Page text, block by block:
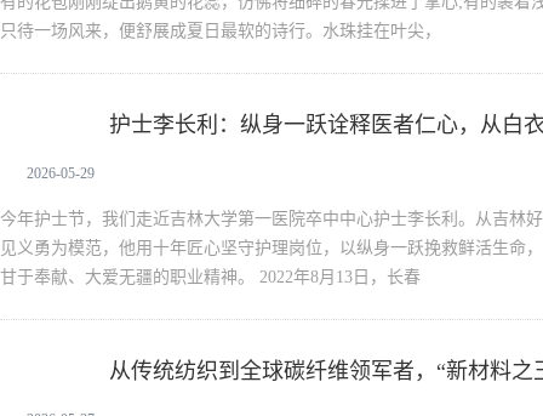
只待一场风来，便舒展成夏日最软的诗行。水珠挂在叶尖，
护士李长利：纵身一跃诠释医者仁心，从白
2026-05-29
今年护士节，我们走近吉林大学第一医院卒中中心护士李长利。从吉林
见义勇为模范，他用十年匠心坚守护理岗位，以纵身一跃挽救鲜活生命
甘于奉献、大爱无疆的职业精神。 2022年8月13日，长春
从传统纺织到全球碳纤维领军者，“新材料之